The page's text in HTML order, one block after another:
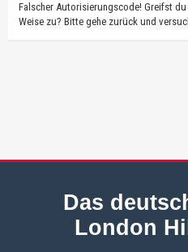
Falscher Autorisierungscode! Greifst
Weise zu? Bitte gehe zurück und
Das
London